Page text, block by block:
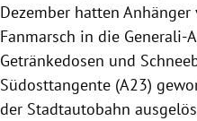
Dezember hatten Anhänger
Fanmarsch in die Generali-
Getränkedosen und
Südosttangente (A23)
der Stadtautobahn